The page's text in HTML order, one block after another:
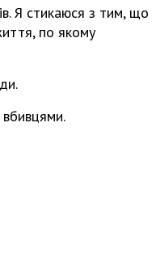
Я стикаюся з тим, що
по якому
вбивцями.